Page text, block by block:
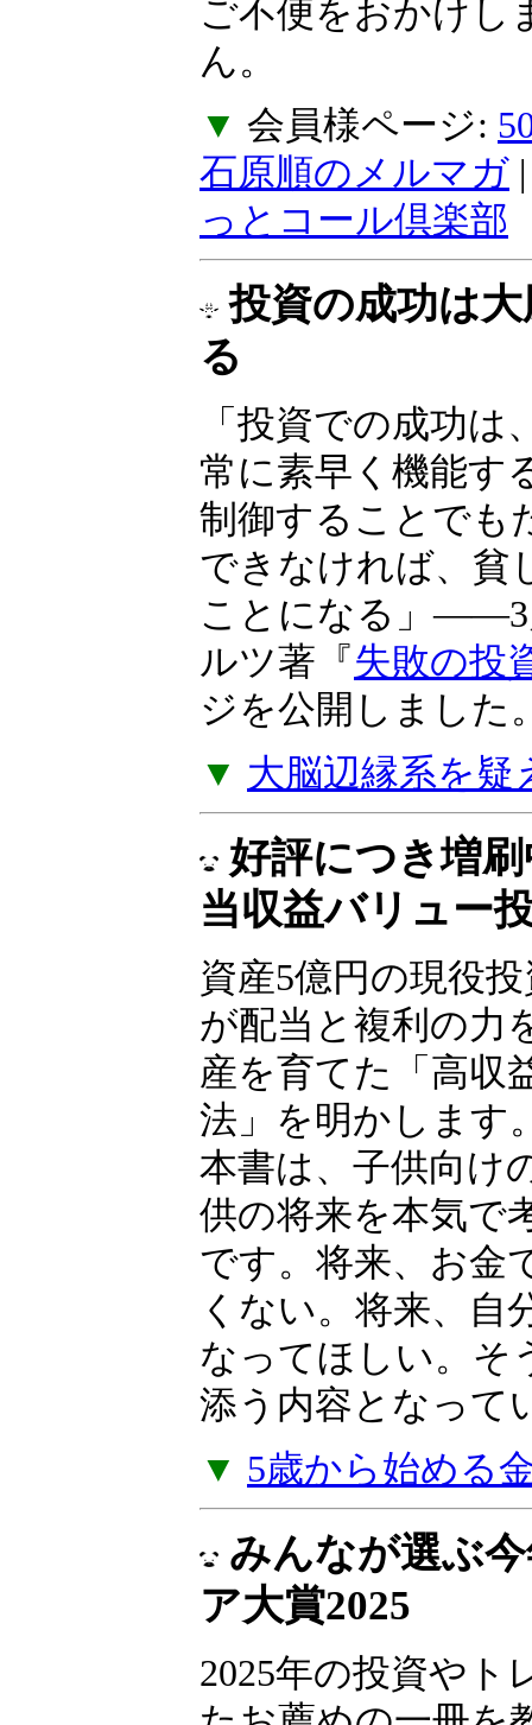
ご不便をおかけし
ん。
▼ 会員様ページ:
石原順のメルマガ
っとコール倶楽部
投資の成功は
る
「投資での成功は
常に素早く機能す
制御することでも
できなければ、貧
ことになる」――3
ルツ著『失敗の投
ジを公開しました
▼ 大脳辺縁系を
好評につき増
当収益バリュー
資産5億円の現役
が配当と複利の力
産を育てた「高収
法」を明かします
本書は、子供向け
供の将来を本気で
です。将来、お金
くない。将来、自
なってほしい。そ
添う内容となって
▼ 5歳から始める
みんなが選ぶ
ア大賞2025
2025年の投資やト